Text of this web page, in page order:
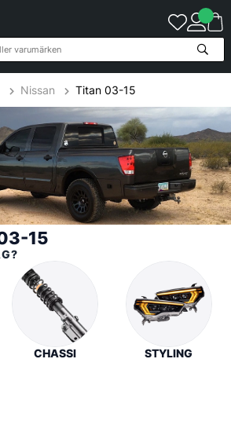
Nissan Titan 03-15
15
CHASSI STYLING
37 Produkter